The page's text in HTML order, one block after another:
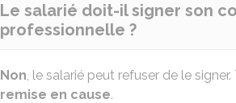
Le salarié doit-il signer son
professionnelle ?
Non, le salarié peut refuser de le
remise en cause.